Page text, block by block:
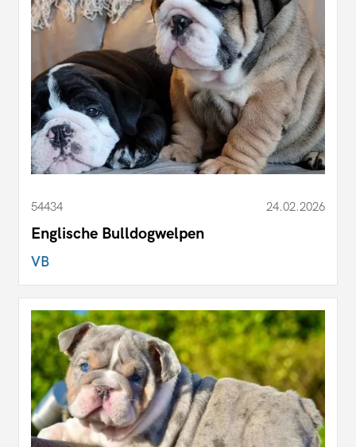
54434 24.02.2026
Englische Bulldogwelpen
VB